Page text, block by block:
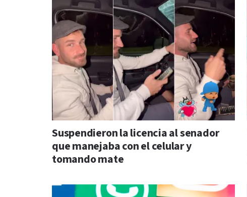
Suspendieron la licencia al senador
que manejaba con el celular y
tomando mate